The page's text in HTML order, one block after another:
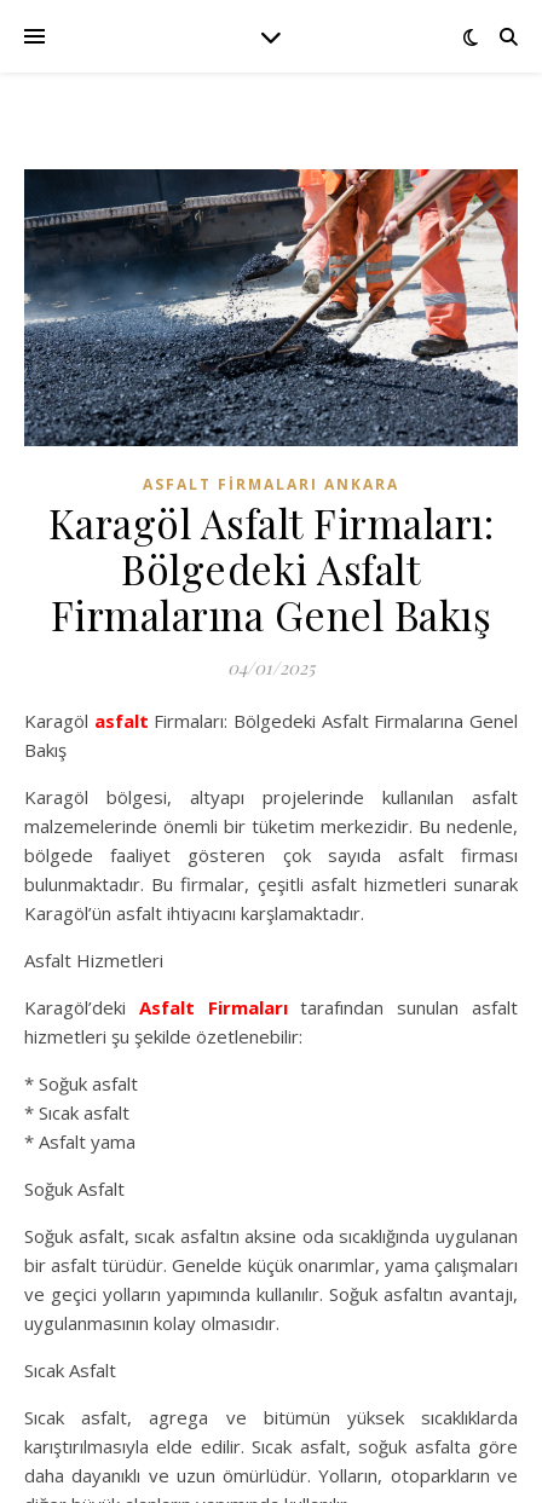
ASFALT FIRMALARI ANKARA
Karagöl Asfalt Firmaları:
Bölgedeki Asfalt
Firmalarına Genel Bakış
04/01/2025
Karagöl asfalt Firmaları: Bölgedeki Asfalt Firmalarına Genel
Bakış
Karagöl bölgesi, altyapı projelerinde kullanılan asfalt
malzemelerinde önemli bir tüketim merkezidir. Bu nedenle,
bölgede faaliyet gösteren çok sayıda asfalt firması
bulunmaktadır. Bu firmalar, çeşitli asfalt hizmetleri sunarak
Karagöl’ün asfalt ihtiyacını karşlamaktadır.
Asfalt Hizmetleri
Karagöl’deki Asfalt Firmalarıtarafından sunulan asfalt
hizmetleri şu şekilde özetlenebilir:
* Soğuk asfalt
* Sıcak asfalt
* Asfalt yama
Soğuk Asfalt
Soğuk asfalt, sıcak asfaltın aksine oda sıcaklığında uygulanan
bir asfalt türüdür. Genelde küçük onarımlar, yama çalışmaları
ve geçici yolların yapımında kullanılır. Soğuk asfaltın avantajı,
uygulanmasının kolay olmasıdır.
Sıcak Asfalt
Sıcak asfalt, agrega ve bitümün yüksek sıcaklıklarda
karıştırılmasıyla elde edilir. Sıcak asfalt, soğuk asfalta göre
daha dayanıklı ve uzun ömürlüdür. Yolların, otoparkların ve